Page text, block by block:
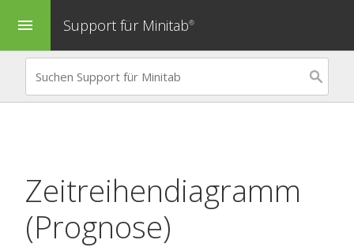
menu Support für Minitab®
Zeitreihendiagramm
(Prognose)